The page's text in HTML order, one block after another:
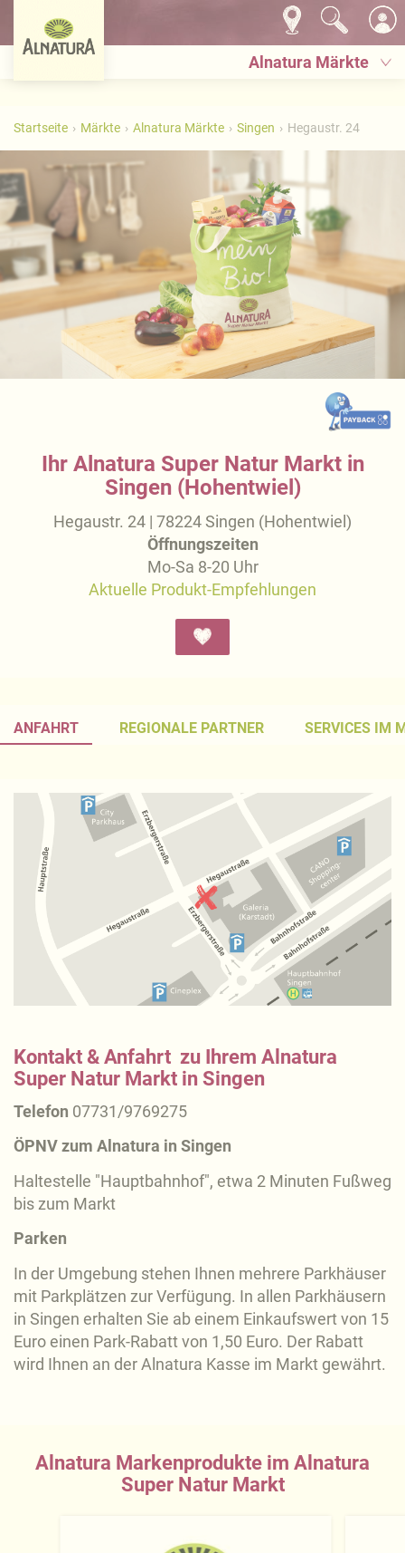
Alnatura Märkte
Startseite Märkte Alnatura Märkte Singen Hegaustr. 24
Ihr Alnatura Super Natur Markt in
Singen (Hohentwiel)
Hegaustr. 24 | 78224 Singen (Hohentwiel)
Öffnungszeiten
Mo-Sa 8-20 Uhr
Aktuelle Produkt-Empfehlungen
ANFAHRT REGIONALE PARTNER SERVICES IM
Kontakt & Anfahrt zu Ihrem Alnatura
Super Natur Markt in Singen
Telefon 07731/9769275
ÖPNV zum Alnatura in Singen
Haltestelle "Hauptbahnhof", etwa 2 Minuten Fußweg
bis zum Markt
Parken
In der Umgebung stehen Ihnen mehrere Parkhäuser
mit Parkplätzen zur Verfügung. In allen Parkhäusern
in Singen erhalten Sie ab einem Einkaufswert von 15
Euro einen Park-Rabatt von 1,50 Euro. Der Rabatt
wird Ihnen an der Alnatura Kasse im Markt gewährt.
Alnatura Markenprodukte im Alnatura
Super Natur Markt